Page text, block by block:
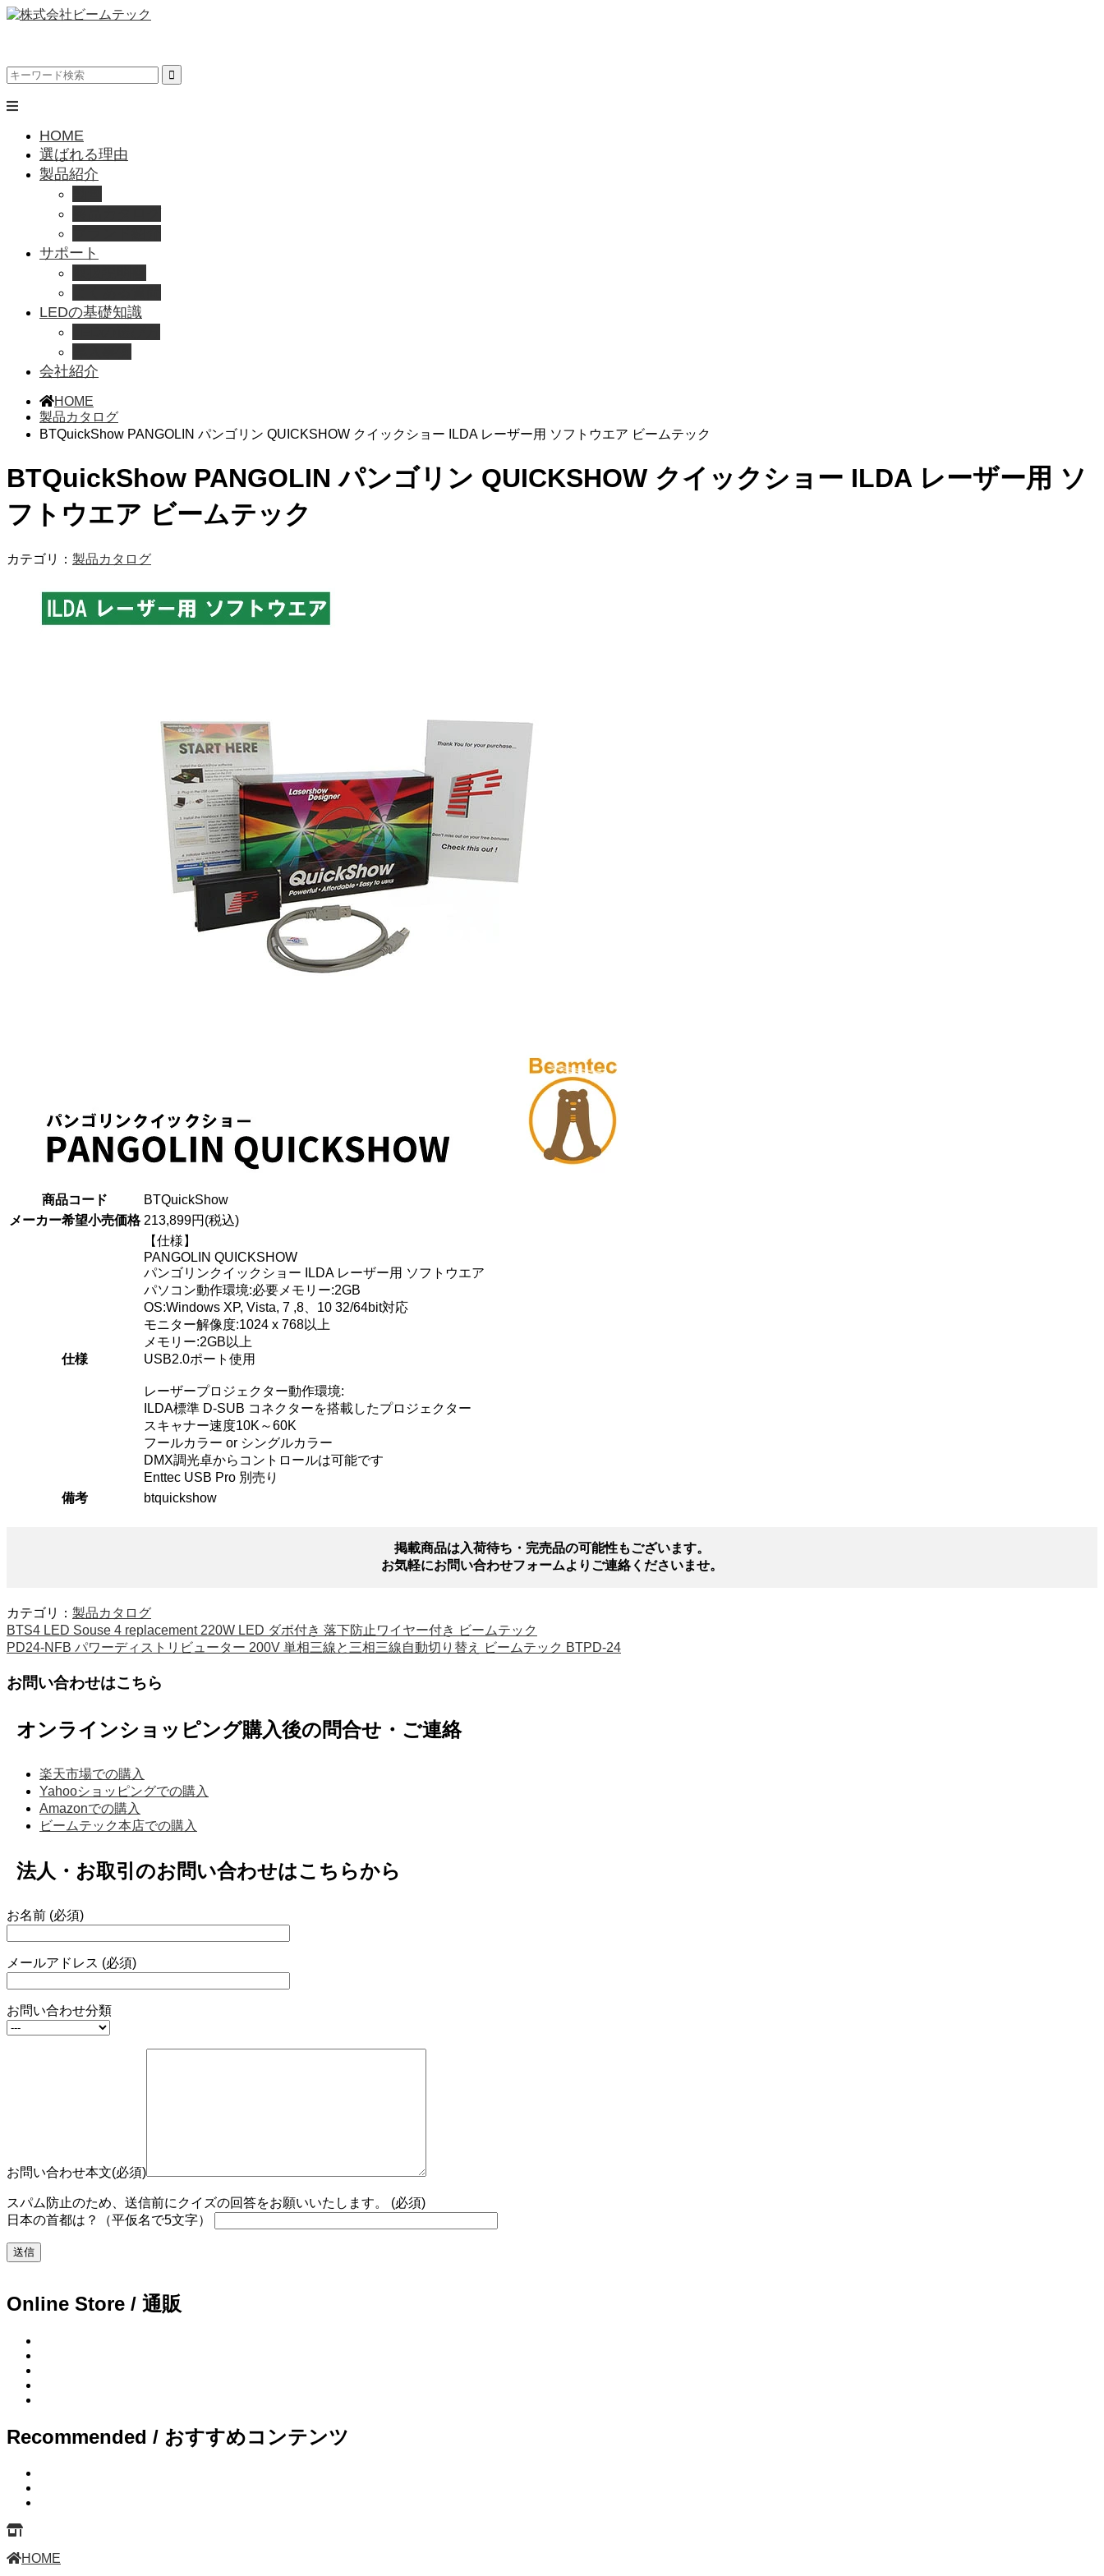
HOME
選ばれる理由
製品紹介
サポート
LEDの基礎知識
会社紹介
HOME
製品カタログ
BTQuickShow PANGOLIN パンゴリン QUICKSHOW クイックショー ILDA レーザー用 ソフトウエア ビームテック
BTQuickShow PANGOLIN パンゴリン QUICKSHOW クイックショー ILDA レーザー用 ソ
フトウエア ビームテック
カテゴリ： 製品カタログ
商品コード
BTQuickShow
メーカー希望小売価格 213,899円(税込)
仕様
【仕様】
PANGOLIN QUICKSHOW
パンゴリンクイックショー ILDA レーザー用 ソフトウエア
パソコン動作環境:必要メモリー:2GB
OS:Windows XP, Vista, 7 ,8、10 32/64bit対応
モニター解像度:1024 x 768以上
メモリー:2GB以上
USB2.0ポート使用
レーザープロジェクター動作環境:
ILDA標準 D-SUB コネクターを搭載したプロジェクター
スキャナー速度10K～60K
フールカラー or シングルカラー
DMX調光卓からコントロールは可能です
Enttec USB Pro 別売り
備考
btquickshow
掲載商品は入荷待ち・完売品の可能性もございます。
お気軽にお問い合わせフォームよりご連絡くださいませ。
カテゴリ： 製品カタログ
BTS4 LED Souse 4 replacement 220W LED ダボ付き 落下防止ワイヤー付き ビームテック
PD24-NFB パワーディストリビューター 200V 単相三線と三相三線自動切り替え ビームテック BTPD-24
お問い合わせはこちら
オンラインショッピング購入後の問合せ・ご連絡
楽天市場での購入
Yahooショッピングでの購入
Amazonでの購入
ビームテック本店での購入
法人・お取引のお問い合わせはこちらから
お名前 (必須)
メールアドレス (必須)
お問い合わせ分類
お問い合わせ本文(必須)
スパム防止のため、送信前にクイズの回答をお願いいたします。 (必須)
日本の首都は？（平仮名で5文字）
Online Store / 通販
Recommended / おすすめコンテンツ
HOME